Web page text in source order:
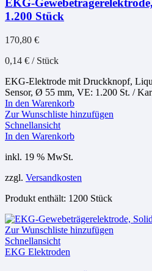
EKG-
1.200 Stück
170,80 €
0,14 € / Stück
EKG-Elektrode mit Druckknopf,
Sensor, Ø 55 mm, VE: 1.200 St. /
In den Warenkorb
Zur Wunschliste hinzufügen
Schnellansicht
In den Warenkorb
inkl. 19 % MwSt.
zzgl. Versandkosten
Produkt enthält: 1200 Stück
Zur Wunschliste hinzufügen
Schnellansicht
EKG Elektroden